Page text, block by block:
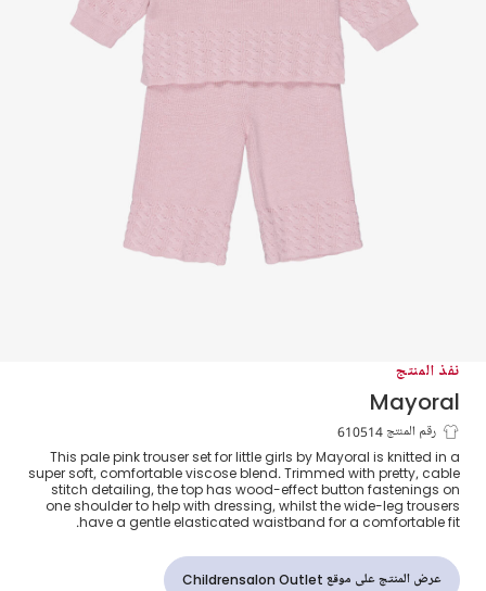
نفذ المنتج
Mayoral
طقم بنطلون محبوك لون زهري للبنات الرضع
رقم المنتج 610514
This pale pink trouser set for little girls by Mayoral is knitted in a
super soft, comfortable viscose blend. Trimmed with pretty, cable
stitch detailing, the top has wood-effect button fastenings on
one shoulder to help with dressing, whilst the wide-leg trousers
have a gentle elasticated waistband for a comfortable fit.
عرض المنتج على موقع Childrensalon Outlet